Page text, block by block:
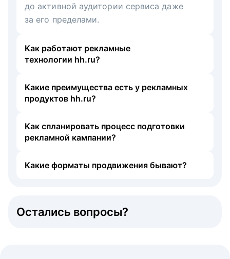
до активной аудитории сервиса даже
за его пределами.
Как работают рекламные
технологии hh.ru?
Какие преимущества есть у рекламных
продуктов hh.ru?
Как спланировать процесс подготовки
рекламной кампании?
Какие форматы продвижения бывают?
Остались вопросы?